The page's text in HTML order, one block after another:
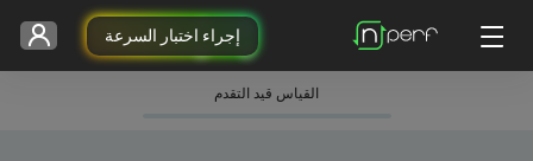
إجراء اختبار السرعة
القياس قيد التقدم